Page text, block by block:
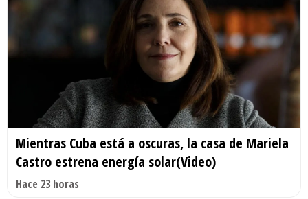
Mientras Cuba está a oscuras, la casa de Mariela
Castro estrena energía solar(Video)
Hace 23 horas